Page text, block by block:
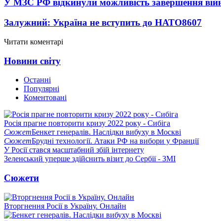
У МЗС РФ відкинули можливість завершення
Залужний: Україна не вступить до НАТО8607
Читати коментарі
Новини світу
Останні
Популярні
Коментовані
Росія прагне повторити кризу 2022 року - Сибіга
СюжетБенкет генералів. Наслідки вибуху в Москві
СюжетБрудні технології. Атаки РФ на вибори у Франції
У Росії стався масштабний збій інтернету
Зеленський уперше здійснить візит до Сербії - ЗМІ
Сюжети
Вторгнення Росії в Україну. Онлайн